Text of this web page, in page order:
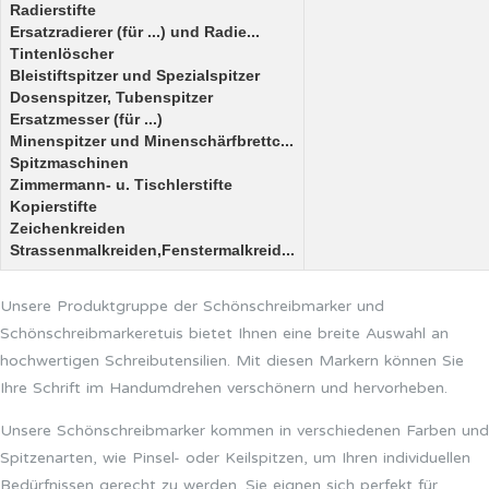
Radierstifte
Ersatzradierer (für ...) und Radie...
Tintenlöscher
Bleistiftspitzer und Spezialspitzer
Dosenspitzer, Tubenspitzer
Ersatzmesser (für ...)
Minenspitzer und Minenschärfbrettc...
Spitzmaschinen
Zimmermann- u. Tischlerstifte
Kopierstifte
Zeichenkreiden
Strassenmalkreiden,Fenstermalkreid...
Unsere Produktgruppe der Schönschreibmarker und
Schönschreibmarkeretuis bietet Ihnen eine breite Auswahl an
hochwertigen Schreibutensilien. Mit diesen Markern können Sie
Ihre Schrift im Handumdrehen verschönern und hervorheben.
Unsere Schönschreibmarker kommen in verschiedenen Farben und
Spitzenarten, wie Pinsel- oder Keilspitzen, um Ihren individuellen
Bedürfnissen gerecht zu werden. Sie eignen sich perfekt für